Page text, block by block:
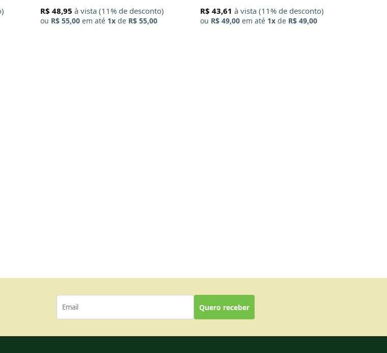
R$ 48,95 à vista (11% de desconto)
ou R$ 55,00 em até 1x de R$ 55,00
R$ 43,61 à vista (11% de desconto)
ou R$ 49,00 em até 1x de R$ 49,00
Quero receber